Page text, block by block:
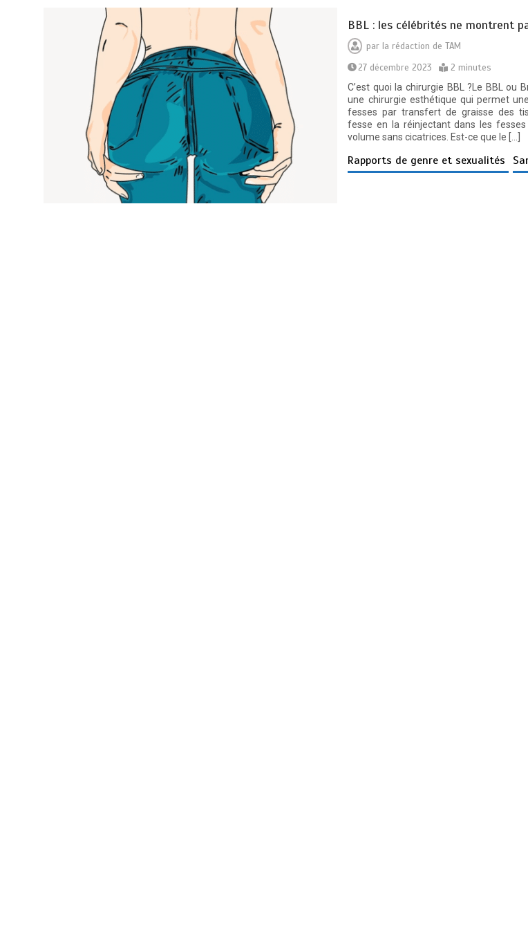
BBL : les célébrités ne montrent
parla rédaction de TAM
27 décembre 2023
2 minutes
C’est quoi la chirurgie BBL ?Le BBL ou
une chirurgie esthétique qui permet
fesses par transfert de graisse des
fesse en la réinjectant dans les
volume sans cicatrices. Est-ce que le […]
Rapports de genre et sexualités